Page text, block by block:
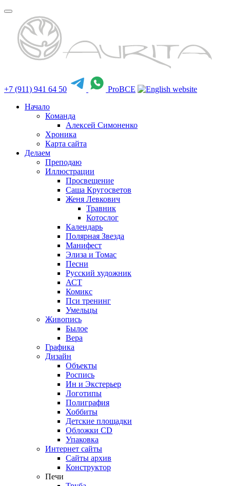
+7 (911) 941 64 50
ProBCE
Начало
Команда
Алексей Симоненко
Хроника
Карта сайта
Делаем
Преподаю
Иллюстрации
Просвещение
Саша Кругосветов
Женя Левкович
Травник
Котослог
Календарь
Полярная Звезда
Манифест
Элиза и Томас
Песни
Русский художник
АСТ
Комикс
Пси тренинг
Умельцы
Живопись
Былое
Вера
Графика
Дизайн
Объекты
Роспись
Ин и Экстерьер
Логотипы
Полиграфия
Хоббиты
Детские площадки
Обложки CD
Упаковка
Интернет сайты
Сайты архив
Конструктор
Печи